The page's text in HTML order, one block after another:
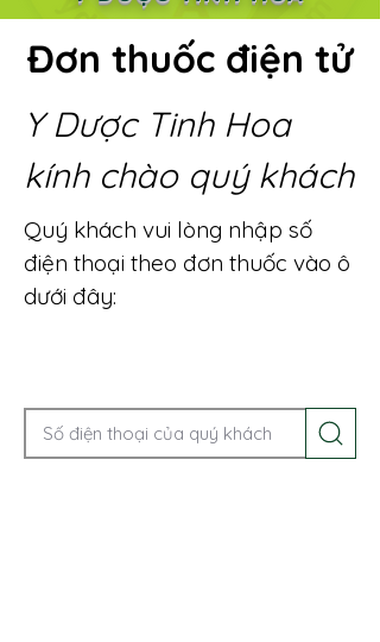
Đơn thuốc điện tử
Y Dược Tinh Hoa
kính chào quý khách
Quý khách vui lòng nhập số
điện thoại theo đơn thuốc vào ô
dưới đây: